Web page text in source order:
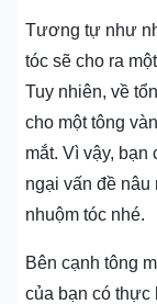
Tương tự như
tóc sẽ cho ra
Tuy nhiên, về
cho một tông
mắt. Vì vậy, bạn
ngại vấn đề nâu
nhuộm tóc nhé.
Bên cạnh tông
của bạn có thực